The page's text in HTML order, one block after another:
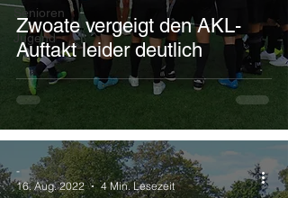
Senioren
Jugend
Zwoate vergeigt den AKL-
Auftakt leider deutlich
-
16. Aug. 2022
4 Min. Lesezeit